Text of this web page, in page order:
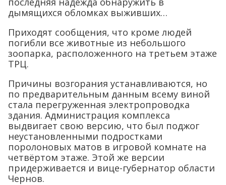
дымящихся обломках выживших…
Приходят сообщения, что кроме людей
погибли все животные из небольшого
зоопарка, расположенного на третьем этаже
ТРЦ.
Причины возгорания устанавливаются, но
по предварительным данным всему виной
стала перегруженная электропроводка
здания. Администрация комплекса
выдвигает свою версию, что был поджог
неустановленными подростками
поролоновых матов в игровой комнате на
четвёртом этаже. Этой же версии
придерживается и вице-губернатор области
Чернов.